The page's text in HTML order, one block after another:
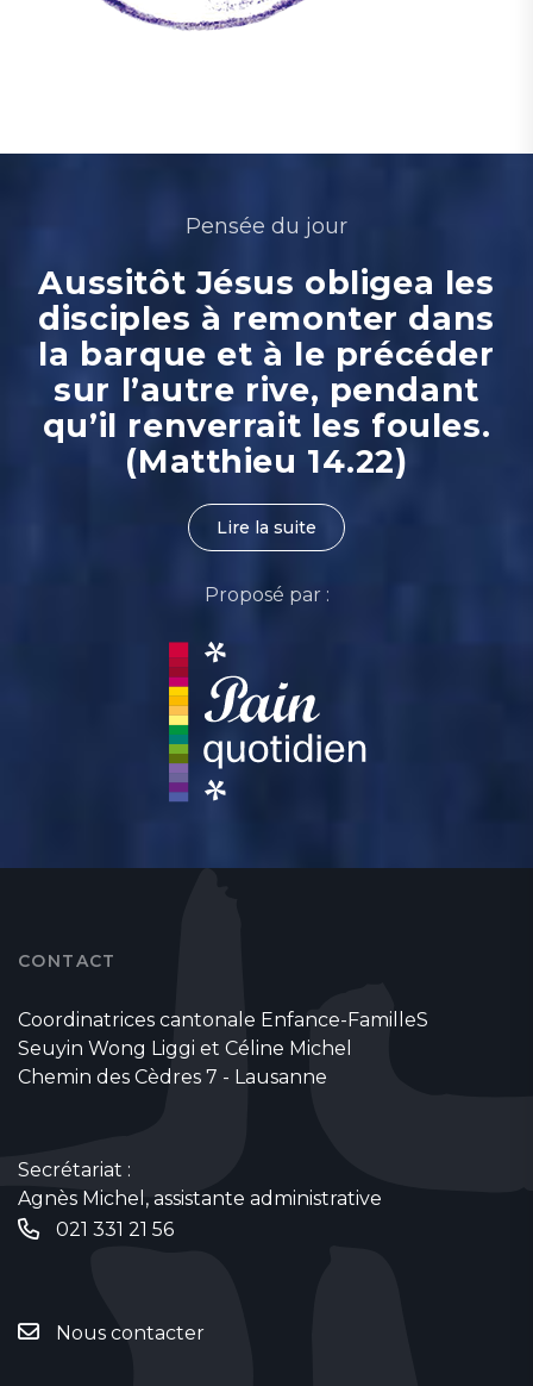
Pensée du jour
Aussitôt Jésus obligea les
disciples à remonter dans
la barque et à le précéder
sur l’autre rive, pendant
qu’il renverrait les foules.
(Matthieu 14.22)
Lire la suite
Proposé par :
CONTACT
Coordinatrices cantonale Enfance-FamilleS
Seuyin Wong Liggi et Céline Michel
Chemin des Cèdres 7 - Lausanne
Secrétariat :
Agnès Michel, assistante administrative
021 331 21 56
Nous contacter